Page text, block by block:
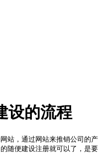
设的流程
站，通过网站来推销公司的产
随便建设注册就可以了，是要